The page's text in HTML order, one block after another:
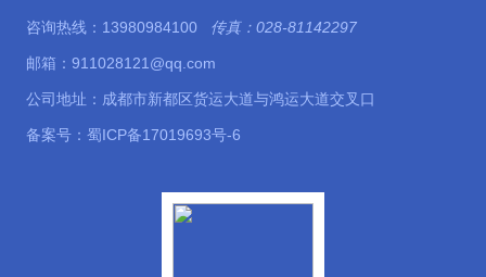
咨询热线：13980984100 传真：028-81142297
邮箱：911028121@qq.com
公司地址：成都市新都区货运大道与鸿运大道交叉口
备案号：蜀ICP备17019693号-6